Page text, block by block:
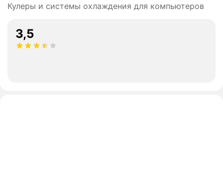
Кулеры и системы охлаждения для компьютеров
3,5